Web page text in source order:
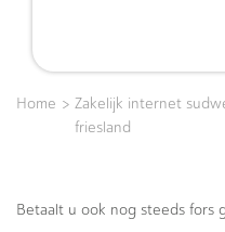
Home > Zakelijk internet
friesland
Betaalt u ook nog steeds fors